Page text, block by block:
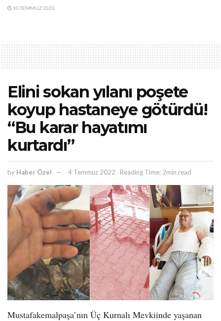
10 TEMMUZ 2022
Elini sokan yılanı poşete
koyup hastaneye götürdü!
“Bu karar hayatımı
kurtardı”
by Haber Özel 4 Temmuz 2022 Reading Time: 2min read
Mustafakemalpaşa’nın Üç Kurnalı Mevkiinde yaşanan